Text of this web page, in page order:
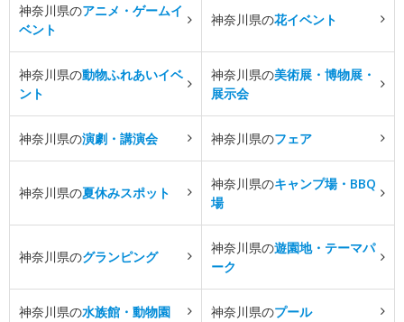
神奈川県のアニメ・ゲームイ
ベント
神奈川県の花イベント
神奈川県の動物ふれあいイベ
ント
神奈川県の美術展・博物展・
展示会
神奈川県の演劇・講演会 神奈川県のフェア
神奈川県の夏休みスポット
神奈川県のキャンプ場・BBQ
場
神奈川県のグランピング
神奈川県の遊園地・テーマパ
ーク
神奈川県の水族館・動物園 神奈川県のプール